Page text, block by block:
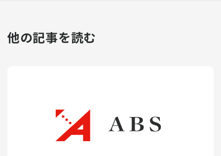
他の記事を読む